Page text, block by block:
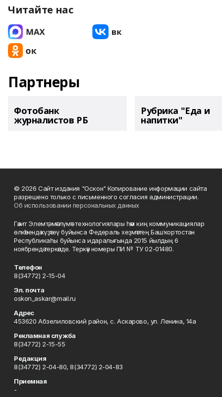
Читайте нас
Партнеры
Фотобанк
журналистов РБ
Рубрика "Еда и
напитки"
© 2026 Сайт издания "Оскон" Копирование информации сайта
разрешено только с письменного согласия администрации.
Об использовании персональных данных
Гәзит Элемтә, мәғлүмәт технологиялары һәм киң коммуникациялар
өлкәһендә күҙәтеү буйынса Федераль хеҙмәттең Башҡортостан
Республикаһы буйынса идаралығында 2015 йылдың 6
ноябрендә теркәлде. Теркәү номеры ПИ № ТУ 02-01480.
Телефон
8(34772) 2-15-04
Эл. почта
oskon_askar@mail.ru
Адрес
453620 Абзелиловский район, с. Аскарово, ул. Ленина, 14а
Рекламная служба
8(34772) 2-15-55
Редакция
8(34772) 2-04-80, 8(34772) 2-04-83
Приемная
-